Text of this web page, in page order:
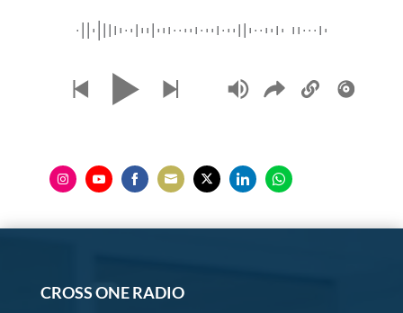
on
on
on
on
on
on
on
CROSS ONE RADIO